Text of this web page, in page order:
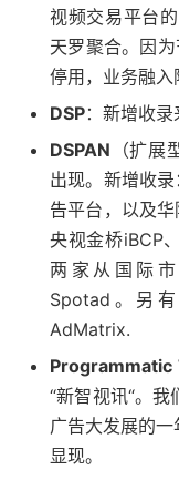
视频交易平台
天罗聚合。因
停用，业务融入
DSP：新增收
DSPAN （扩
出现。新增收
告平台，以及华
央视金桥iBCP
两家从国际
Spotad。另
AdMatrix.
Programmatic
“新智视讯“。
广告大发展的
显现。